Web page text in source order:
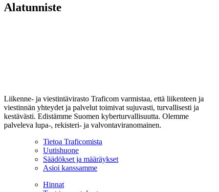
Alatunniste
Liikenne- ja viestintävirasto Traficom varmistaa, että liikenteen ja
viestinnän yhteydet ja palvelut toimivat sujuvasti, turvallisesti ja
kestävästi. Edistämme Suomen kyberturvallisuutta. Olemme
palveleva lupa-, rekisteri- ja valvontaviranomainen.
Tietoa Traficomista
Uutishuone
Säädökset ja määräykset
Asioi kanssamme
Hinnat